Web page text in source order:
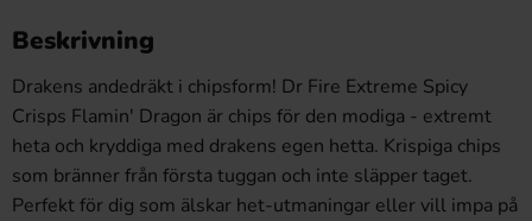
Beskrivning
Drakens andedräkt i chipsform! Dr Fire Extreme Spicy
Crisps Flamin' Dragon är chips för den modiga - extremt
heta och kryddiga med drakens egen hetta. Krispiga chips
som bränner från första tuggan och inte släpper taget.
Perfekt för dig som älskar het-utmaningar eller vill impa på